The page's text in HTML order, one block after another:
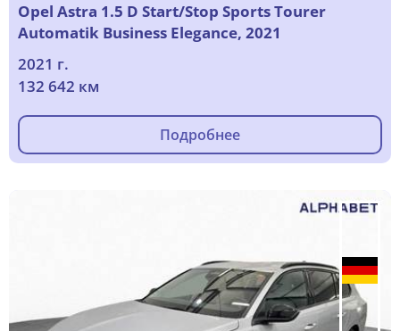
Opel Astra 1.5 D Start/Stop Sports Tourer
Automatik Business Elegance, 2021
2021 г.
132 642 км
Подробнее